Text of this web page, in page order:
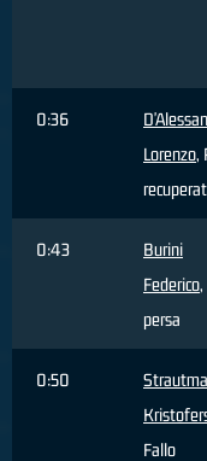
0:36
Lorenzo,
0:43
Burini
Federico,
persa
0:50
Fallo